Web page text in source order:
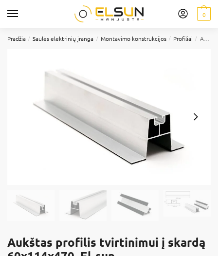
0
Pradžia / Saulės elektrinių įranga / Montavimo konstrukcijos / Profiliai / Aukštas profilis tvirtinimui į skardą 60x114x470, El-sun
Aukštas profilis tvirtinimui į skardą